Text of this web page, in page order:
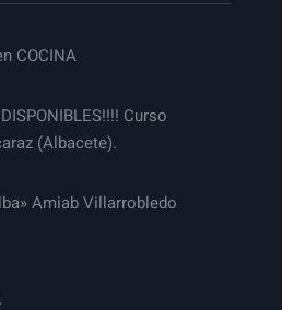
COCINA
Curso
(Albacete).
Amiab Villarrobledo